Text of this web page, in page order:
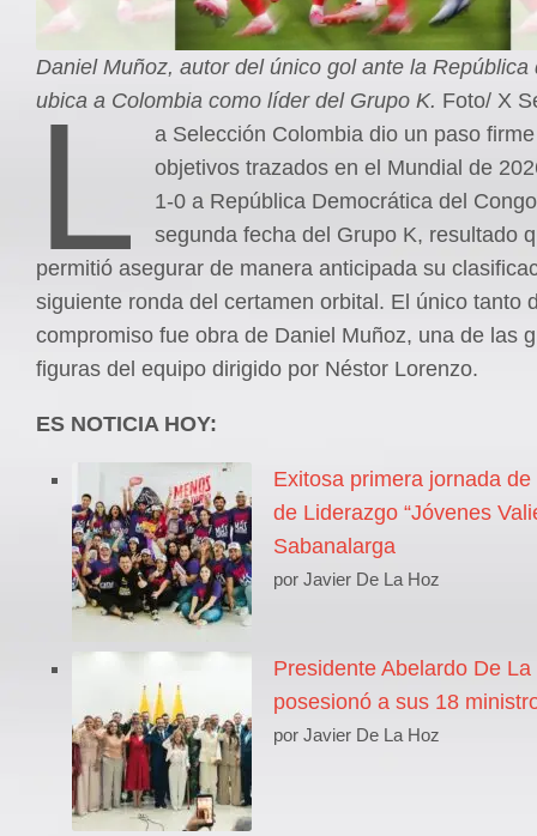
Daniel Muñoz, autor del único gol ante la República
ubica a Colombia como líder del Grupo K. Foto/ X
L
a Selección Colombia dio un paso
objetivos trazados en el Mundial de
1-0 a República Democrática del
segunda fecha del Grupo K, resultado
permitió asegurar de manera anticipada su
siguiente ronda del certamen orbital. El único tanto
compromiso fue obra de Daniel Muñoz, una de las
figuras del equipo dirigido por Néstor Lorenzo.
ES NOTICIA HOY:
Exitosa primera jornada
de Liderazgo “Jóvenes
Sabanalarga
por Javier De La Hoz
Presidente Abelardo De
posesionó a sus 18
por Javier De La Hoz